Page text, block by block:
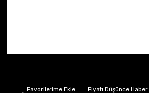
Fiyatı Düşünce Haber